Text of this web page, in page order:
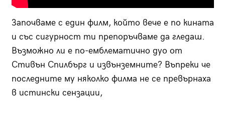
Започваме с един филм, който вече е по кината
и със сигурност ти препоръчваме да гледаш.
Възможно ли е по-емблематично дуо от
Стивън Спилбърг и извънземните? Въпреки че
последните му няколко филма не се превърнаха
в истински сензации,